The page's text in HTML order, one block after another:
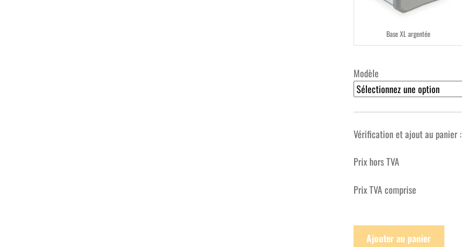
Base XL argentée
Modèle
Vérification et ajout au panier :
Prix hors TVA
Prix TVA comprise
Ajouter au panier